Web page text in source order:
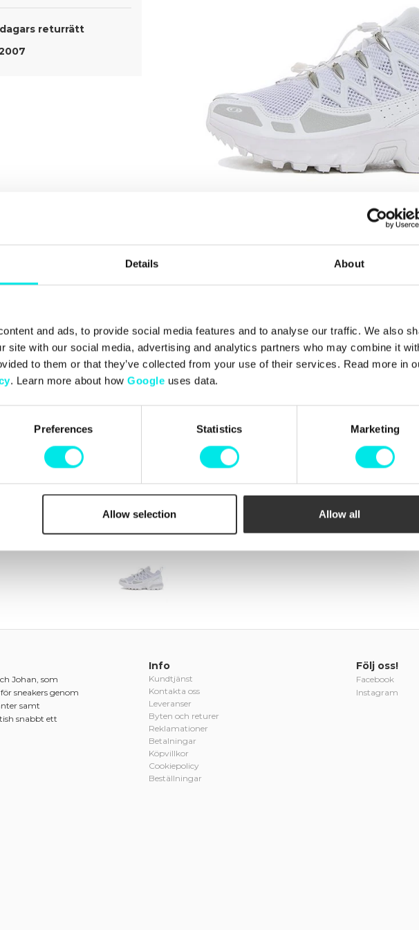
Details About
and ads, to provide social media features and to analyse our traffic. We also
site with our social media, advertising and analytics partners who may combine it
to them or that they’ve collected from your use of their services. Read more in
. Learn more about how Google uses data.
Preferences Statistics Marketing
Allow selection Allow all
returrätt
The
Nyligen besökta produkter (rensa)
Johan, som
sneakers genom
samt
snabbt ett
Info
Kundtjänst
Kontakta oss
Leveranser
Byten och returer
Reklamationer
Betalningar
Köpvillkor
Cookiepolicy
Beställningar
Följ oss!
Facebook
Instagram